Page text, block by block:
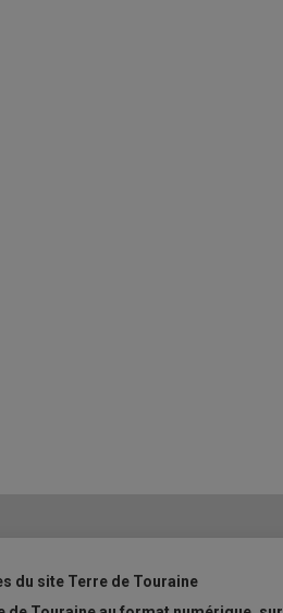
du site Terre de Touraine